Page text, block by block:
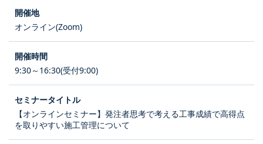
オンライン(Zoom)
9:30～16:30(受付9:00)
【オンラインセミナー】発注者思考で考える工事成績で高得点
を取りやすい施工管理について